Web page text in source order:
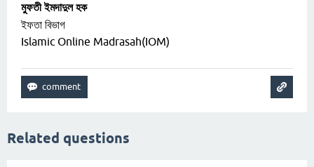
মুফতী ইমদাদুল হক
ইফতা বিভাগ
Islamic Online Madrasah(IOM)
Related questions